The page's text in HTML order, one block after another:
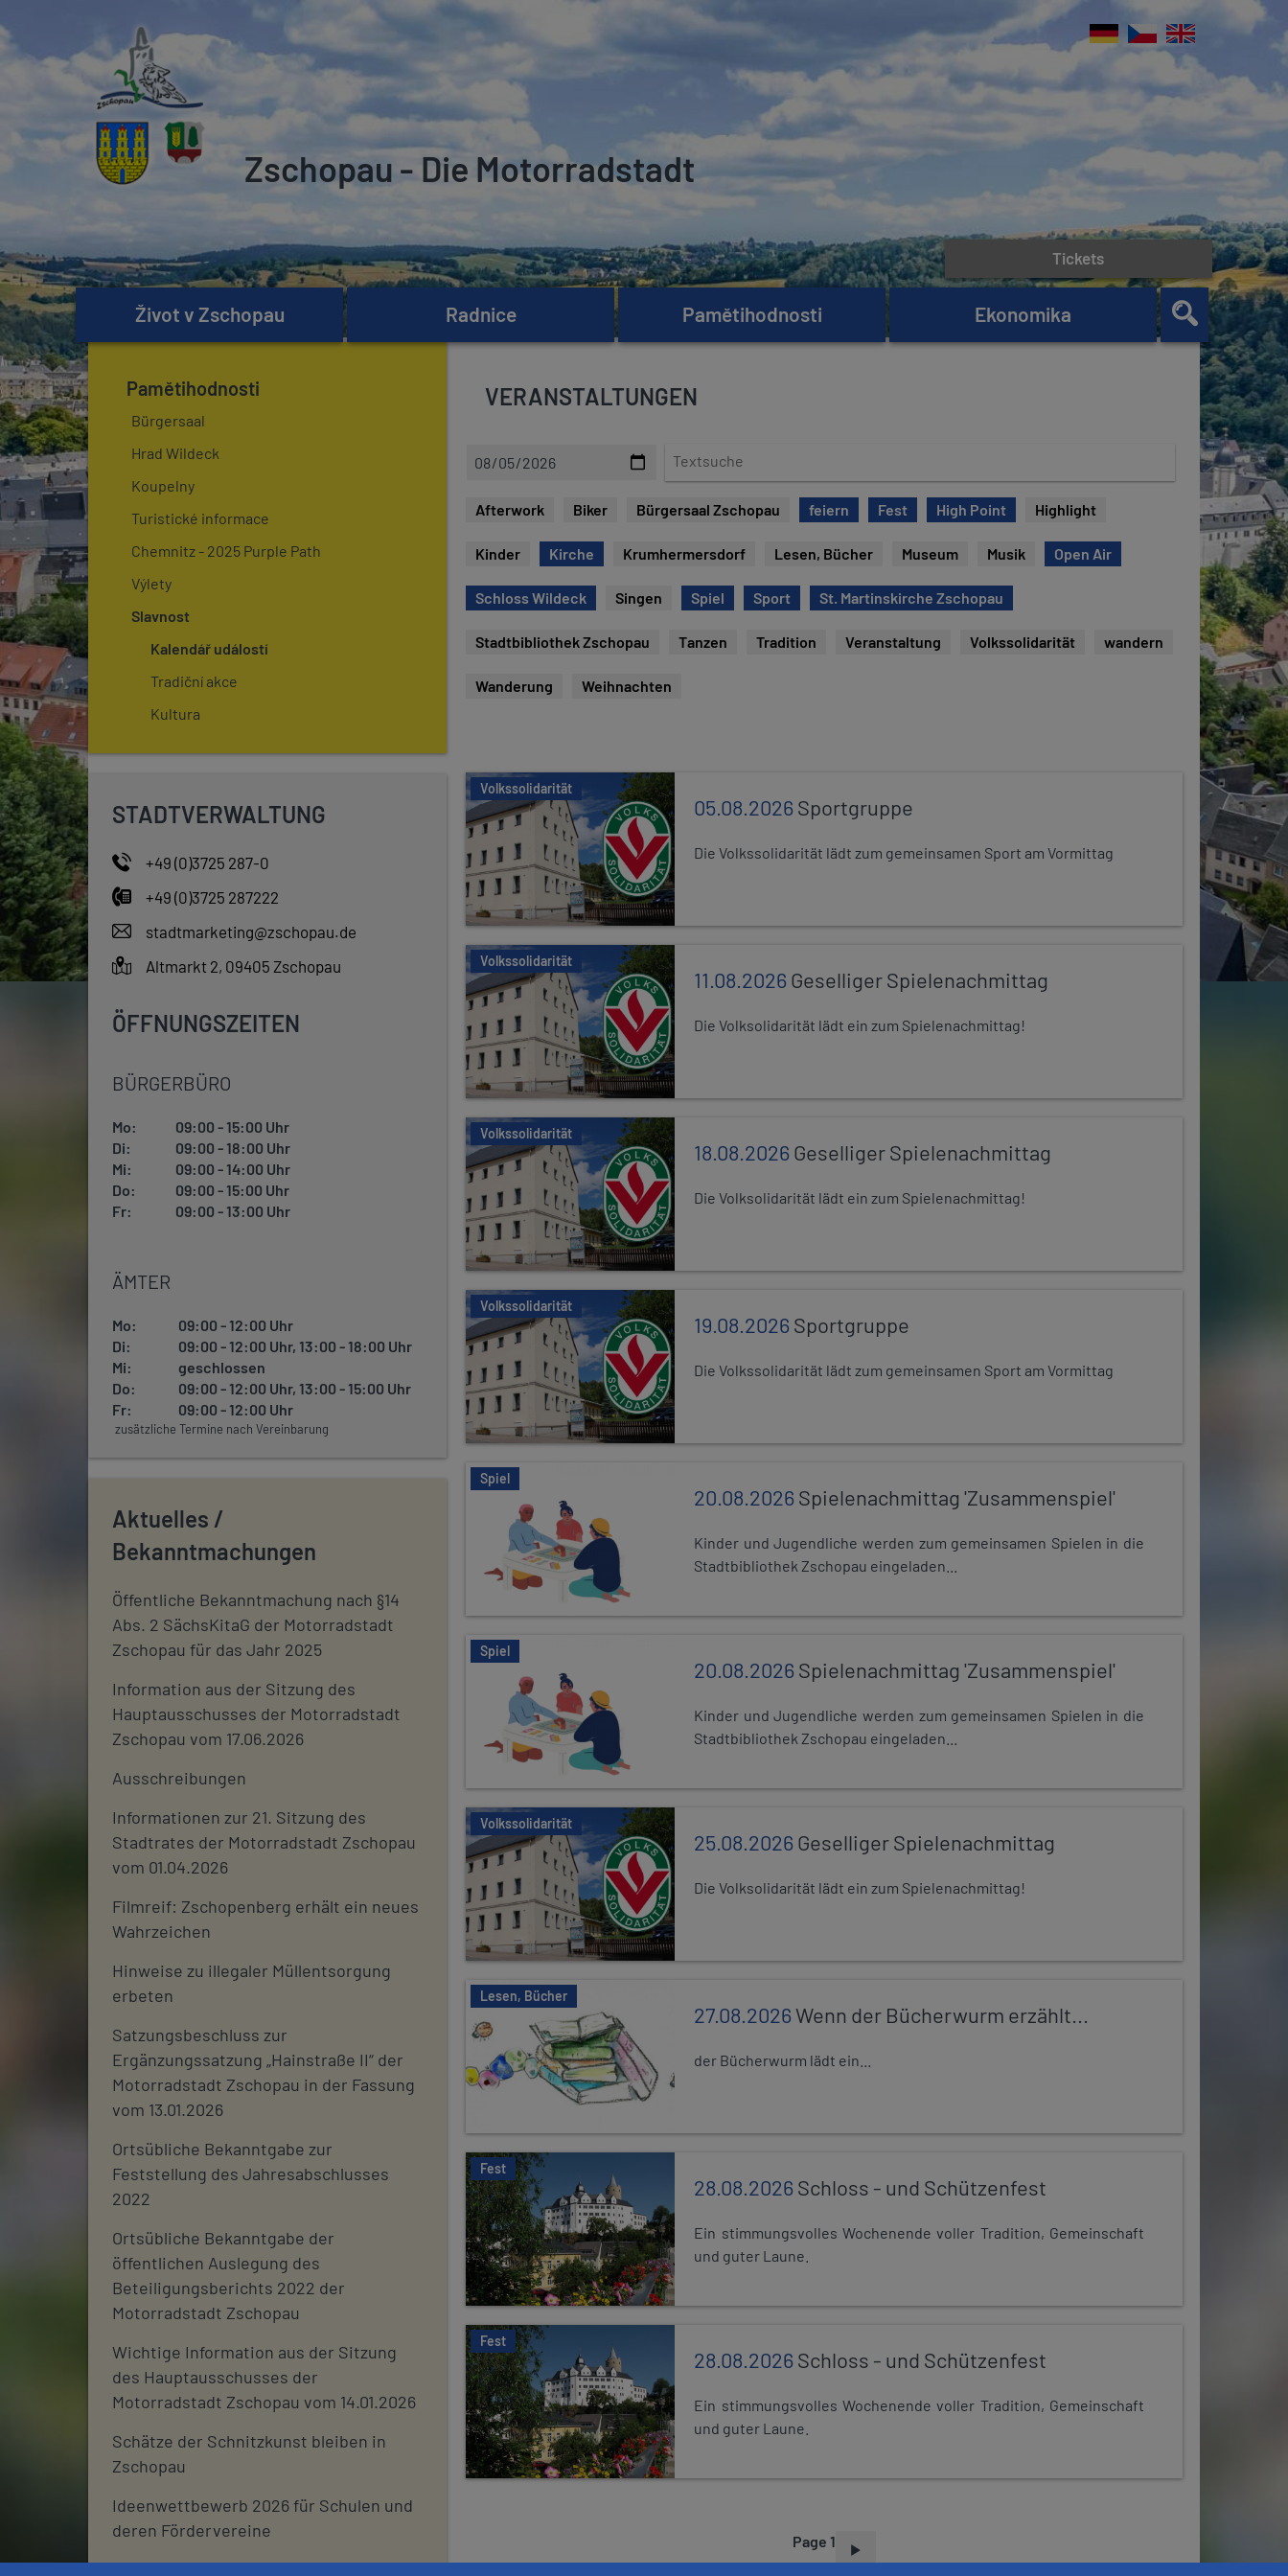
Zschopau - Die Motorradstadt
Život v Zschopau Radnice Pamětihodnosti Ekonomika
Tickets
Pamětihodnosti
Bürgersaal
Hrad Wildeck
Koupelny
Turistické informace
Chemnitz - 2025 Purple Path
Výlety
Slavnost
Kalendář událostí
Tradiční akce
Kultura
STADTVERWALTUNG
+49 (0)3725 287-0
+49 (0)3725 287222
stadtmarketing@zschopau.de
Altmarkt 2, 09405 Zschopau
ÖFFNUNGSZEITEN
BÜRGERBÜRO
Mo:
09:00 - 15:00 Uhr
Di:
09:00 - 18:00 Uhr
Mi:
09:00 - 14:00 Uhr
Do:
09:00 - 15:00 Uhr
Fr:
09:00 - 13:00 Uhr
ÄMTER
Mo:
09:00 - 12:00 Uhr
Di:
09:00 - 12:00 Uhr, 13:00 - 18:00 Uhr
Mi:
geschlossen
Do:
09:00 - 12:00 Uhr, 13:00 - 15:00 Uhr
Fr:
09:00 - 12:00 Uhr
zusätzliche Termine nach Vereinbarung
Aktuelles /
Bekanntmachungen
Öffentliche Bekanntmachung nach §14
Abs. 2 SächsKitaG der Motorradstadt
Zschopau für das Jahr 2025
Information aus der Sitzung des
Hauptausschusses der Motorradstadt
Zschopau vom 17.06.2026
Ausschreibungen
Informationen zur 21. Sitzung des
Stadtrates der Motorradstadt Zschopau
vom 01.04.2026
Filmreif: Zschopenberg erhält ein neues
Wahrzeichen
Hinweise zu illegaler Müllentsorgung
erbeten
Satzungsbeschluss zur
Ergänzungssatzung „Hainstraße II“ der
Motorradstadt Zschopau in der Fassung
vom 13.01.2026
Ortsübliche Bekanntgabe zur
Feststellung des Jahresabschlusses
2022
Ortsübliche Bekanntgabe der
öffentlichen Auslegung des
Beteiligungsberichts 2022 der
Motorradstadt Zschopau
Wichtige Information aus der Sitzung
des Hauptausschusses der
Motorradstadt Zschopau vom 14.01.2026
Schätze der Schnitzkunst bleiben in
Zschopau
Ideenwettbewerb 2026 für Schulen und
deren Fördervereine
Stadtjournal 2026: Wir suchen euch
VERANSTALTUNGEN
t
u
Afterwork Biker Bürgersaal Zschopau feiern Fest High Point Highlight
Kinder Kirche Krumhermersdorf Lesen, Bücher Museum Musik Open Air
Schloss Wildeck Singen Spiel Sport St. Martinskirche Zschopau
Stadtbibliothek Zschopau Tanzen Tradition Veranstaltung Volkssolidarität wandern
Wanderung Weihnachten
Volkssolidarität
05.08.2026Sportgruppe
Die Volkssolidarität lädt zum gemeinsamen Sport am Vormittag
Volkssolidarität
11.08.2026Geselliger Spielenachmittag
Die Volksolidarität lädt ein zum Spielenachmittag!
Volkssolidarität
18.08.2026Geselliger Spielenachmittag
Die Volksolidarität lädt ein zum Spielenachmittag!
Volkssolidarität
19.08.2026Sportgruppe
Die Volkssolidarität lädt zum gemeinsamen Sport am Vormittag
Spiel
20.08.2026Spielenachmittag 'Zusammenspiel'
Kinder und Jugendliche werden zum gemeinsamen Spielen in die
Stadtbibliothek Zschopau eingeladen...
Spiel
20.08.2026Spielenachmittag 'Zusammenspiel'
Kinder und Jugendliche werden zum gemeinsamen Spielen in die
Stadtbibliothek Zschopau eingeladen...
Volkssolidarität
25.08.2026Geselliger Spielenachmittag
Die Volksolidarität lädt ein zum Spielenachmittag!
Lesen, Bücher
27.08.2026Wenn der Bücherwurm erzählt...
der Bücherwurm lädt ein...
Fest
28.08.2026Schloss - und Schützenfest
Ein stimmungsvolles Wochenende voller Tradition, Gemeinschaft
und guter Laune.
Fest
28.08.2026Schloss - und Schützenfest
Ein stimmungsvolles Wochenende voller Tradition, Gemeinschaft
und guter Laune.
P
Page 1